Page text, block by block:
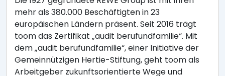
mehr als 380.000 Beschäftigten in 23
europäischen Ländern präsent. Seit 2016 trägt
toom das Zertifikat „audit berufundfamilie“. Mit
dem „audit berufundfamilie“, einer Initiative der
Gemeinnützigen Hertie-Stiftung, geht toom als
Arbeitgeber zukunftsorientierte Wege und